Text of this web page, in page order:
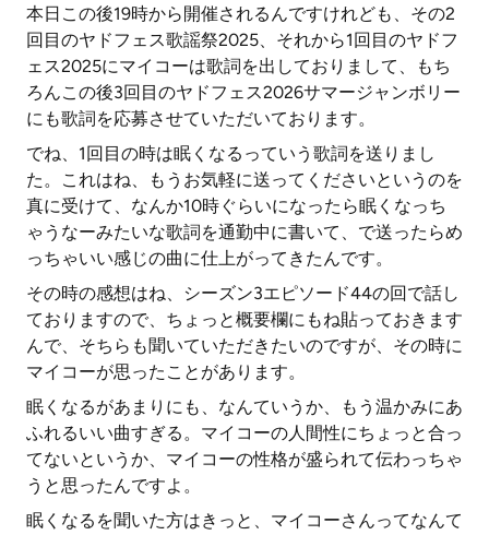
本日この後19時から開催されるんですけれども、その2
回目のヤドフェス歌謡祭2025、それから1回目のヤドフ
ェス2025にマイコーは歌詞を出しておりまして、もち
ろんこの後3回目のヤドフェス2026サマージャンボリー
にも歌詞を応募させていただいております。
でね、1回目の時は眠くなるっていう歌詞を送りまし
た。これはね、もうお気軽に送ってくださいというのを
真に受けて、なんか10時ぐらいになったら眠くなっち
ゃうなーみたいな歌詞を通勤中に書いて、で送ったらめ
っちゃいい感じの曲に仕上がってきたんです。
その時の感想はね、シーズン3エピソード44の回で話し
ておりますので、ちょっと概要欄にもね貼っておきます
んで、そちらも聞いていただきたいのですが、その時に
マイコーが思ったことがあります。
眠くなるがあまりにも、なんていうか、もう温かみにあ
ふれるいい曲すぎる。マイコーの人間性にちょっと合っ
てないというか、マイコーの性格が盛られて伝わっちゃ
うと思ったんですよ。
眠くなるを聞いた方はきっと、マイコーさんってなんて